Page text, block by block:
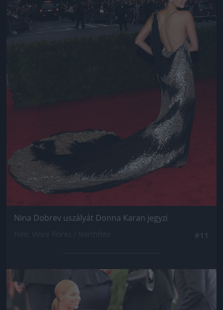
Nina Dobrev uszályát Donna Karan jegyzi
Jön még kép!